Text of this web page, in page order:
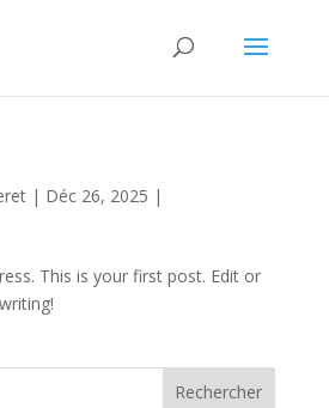
| Déc 26, 2025 |
This is your first post. Edit or
Rechercher